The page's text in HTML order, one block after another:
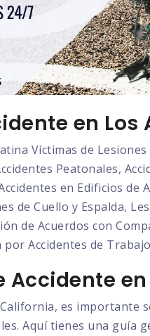
en
Víctimas de
Peatonales,
en Edificios de
de Cuello y Espalda,
de Acuerdos con
Accidentes de
Accidente
California, es
Aquí tienes una guía